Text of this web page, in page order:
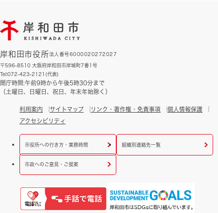
岸和田市役所法人番号6000020272027
〒596-8510 大阪府岸和田市岸城町7番1号
Tel:072-423-2121(代表)
開庁時間:午前9時から午後5時30分まで
（土曜日、日曜日、祝日、年末年始除く）
利用案内 サイトマップ リンク・著作権・免責事項
個人情報保護
アクセシビリティ
市役所への行き方・業務時間 組織別連絡先一覧
市政へのご意見・ご提案